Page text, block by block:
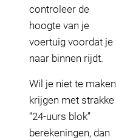
controleer de
hoogte van je
voertuig voordat je
naar binnen rijdt.
Wil je niet te maken
krijgen met strakke
“24-uurs blok”
berekeningen, dan